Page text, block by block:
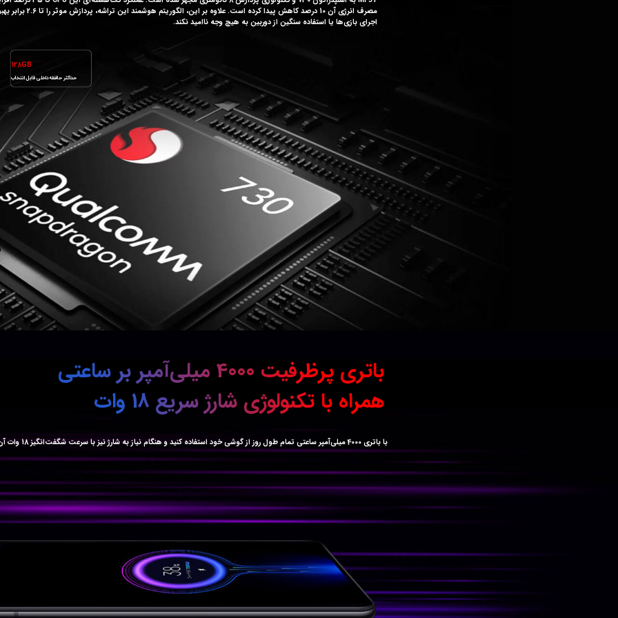
اجرای بازی‌ها یا استفاده سنگین از دوربین به هیچ وجه ناامید نکند.
128GB
حداکثر حافظه‌داخلی قابل انتخاب                       حداکثر رم قابل انتخاب
باتری پرظرفیت 4000 میلی‌آمپر بر ساعتی
همراه با تکنولوژی شارژ سریع 18 وات
با باتری 4000 میلی‌آمپر ساعتی تمام طول روز از گوشی خود استفاده کنید و هنگام نیاز به شارژ نیز با سرعت شگفت‌انگیز 18 وات آن را شارژ نمائید!